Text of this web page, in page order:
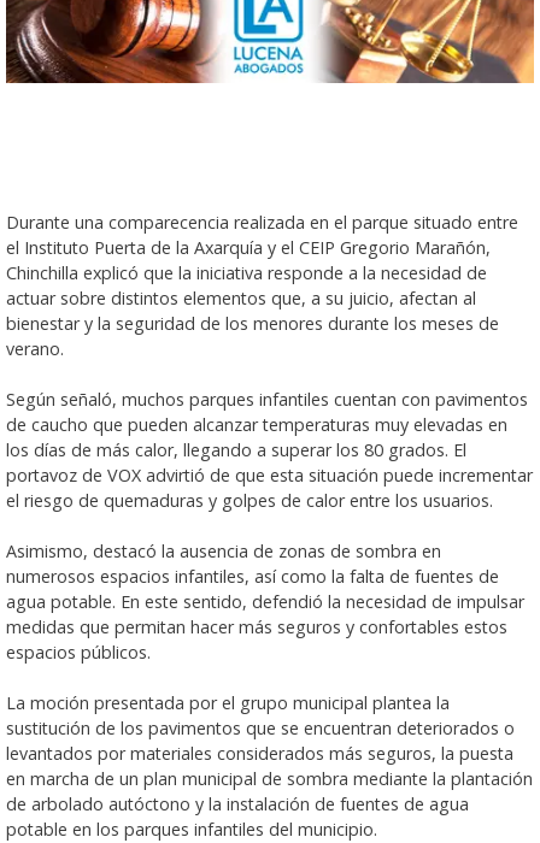
Durante una comparecencia realizada en el parque situado entre
el Instituto Puerta de la Axarquía y el CEIP Gregorio Marañón,
Chinchilla explicó que la iniciativa responde a la necesidad de
actuar sobre distintos elementos que, a su juicio, afectan al
bienestar y la seguridad de los menores durante los meses de
verano.
Según señaló, muchos parques infantiles cuentan con pavimentos
de caucho que pueden alcanzar temperaturas muy elevadas en
los días de más calor, llegando a superar los 80 grados. El
portavoz de VOX advirtió de que esta situación puede incrementar
el riesgo de quemaduras y golpes de calor entre los usuarios.
Asimismo, destacó la ausencia de zonas de sombra en
numerosos espacios infantiles, así como la falta de fuentes de
agua potable. En este sentido, defendió la necesidad de impulsar
medidas que permitan hacer más seguros y confortables estos
espacios públicos.
La moción presentada por el grupo municipal plantea la
sustitución de los pavimentos que se encuentran deteriorados o
levantados por materiales considerados más seguros, la puesta
en marcha de un plan municipal de sombra mediante la plantación
de arbolado autóctono y la instalación de fuentes de agua
potable en los parques infantiles del municipio.